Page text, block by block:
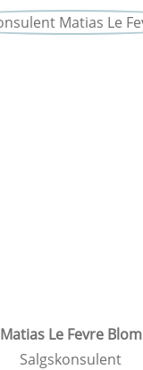
Matias Le Fevre Blom
Salgskonsulent